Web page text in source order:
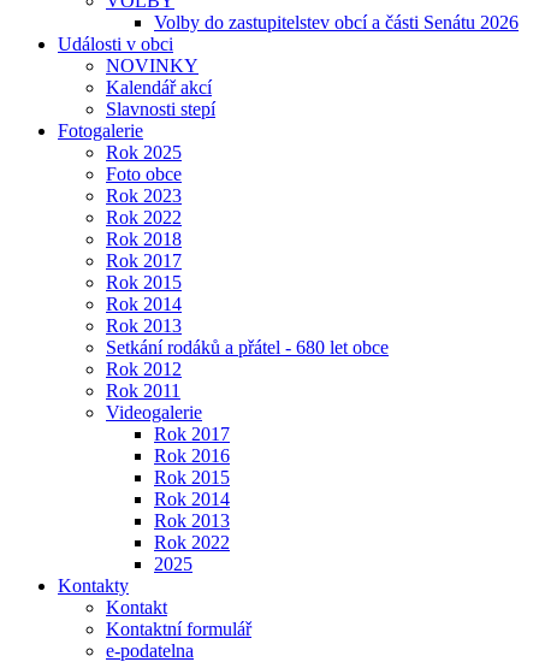
Volby do zastupitelstev obcí a části Senátu 2026
Události v obci
NOVINKY
Kalendář akcí
Slavnosti stepí
Fotogalerie
Rok 2025
Foto obce
Rok 2023
Rok 2022
Rok 2018
Rok 2017
Rok 2015
Rok 2014
Rok 2013
Setkání rodáků a přátel - 680 let obce
Rok 2012
Rok 2011
Videogalerie
Rok 2017
Rok 2016
Rok 2015
Rok 2014
Rok 2013
Rok 2022
2025
Kontakty
Kontakt
Kontaktní formulář
e-podatelna